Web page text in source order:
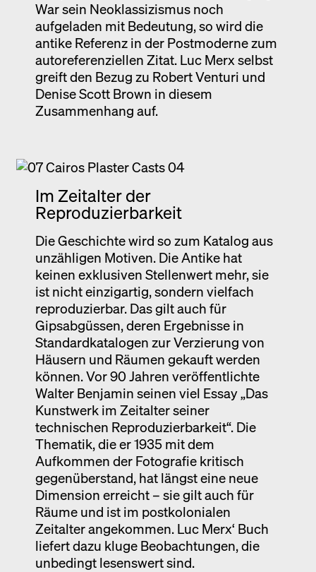
War sein Neoklassizismus noch
aufgeladen mit Bedeutung, so wird die
antike Referenz in der Postmoderne zum
autoreferenziellen Zitat. Luc Merx selbst
greift den Bezug zu Robert Venturi und
Denise Scott Brown in diesem
Zusammenhang auf.
Im Zeitalter der
Reproduzierbarkeit
Die Geschichte wird so zum Katalog aus
unzähligen Motiven. Die Antike hat
keinen exklusiven Stellenwert mehr, sie
ist nicht einzigartig, sondern vielfach
reproduzierbar. Das gilt auch für
Gipsabgüssen, deren Ergebnisse in
Standardkatalogen zur Verzierung von
Häusern und Räumen gekauft werden
können. Vor 90 Jahren veröffentlichte
Walter Benjamin seinen viel Essay „Das
Kunstwerk im Zeitalter seiner
technischen Reproduzierbarkeit“. Die
Thematik, die er 1935 mit dem
Aufkommen der Fotografie kritisch
gegenüberstand, hat längst eine neue
Dimension erreicht – sie gilt auch für
Räume und ist im postkolonialen
Zeitalter angekommen. Luc Merx‘ Buch
liefert dazu kluge Beobachtungen, die
unbedingt lesenswert sind.